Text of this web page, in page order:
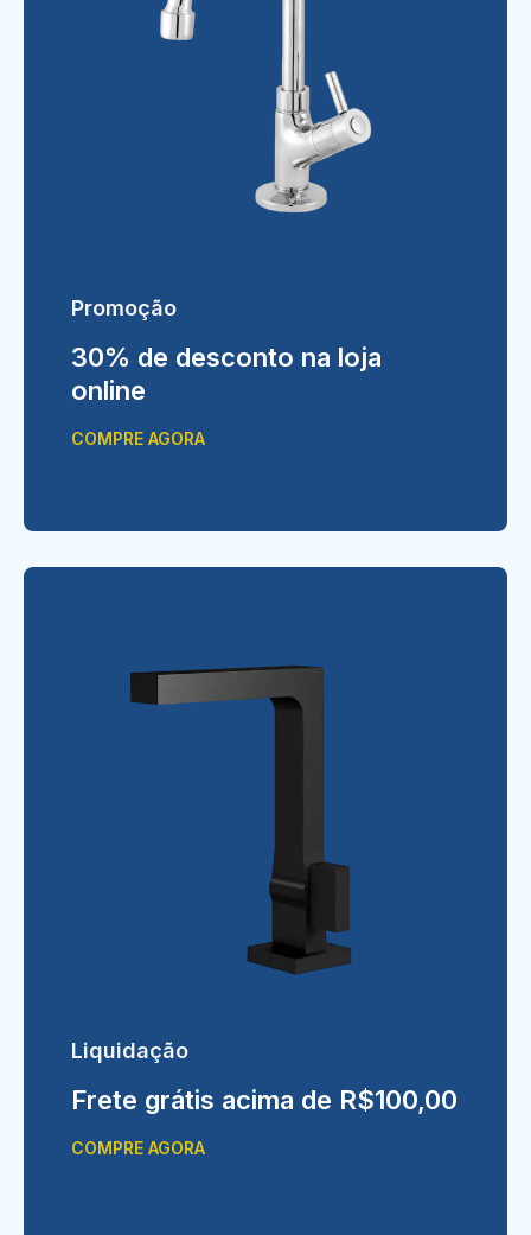
Promoção
30% de desconto na loja
online
COMPRE AGORA
Liquidação
Frete grátis acima de R$100,00
COMPRE AGORA